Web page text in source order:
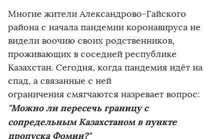
Многие жители Александрово-Гайского
района с начала пандемии коронавируса не
видели воочию своих родственников,
проживающих в соседней республике
Казахстан. Сегодня, когда пандемия идёт на
спад, а связанные с ней
ограничения смягчаются назревает вопрос:
"Можно ли пересечь границу с
сопредельным Казахстаном в пункте
пропуска Фомин?"